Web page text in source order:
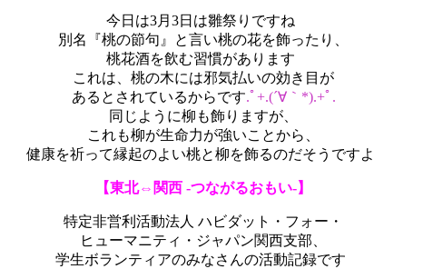
今日は3月3日は雛祭りですね
別名『桃の節句』と言い桃の花を飾ったり、
桃花酒を飲む習慣があります
これは、桃の木には邪気払いの効き目が
あるとされているからです.ﾟ+.(´∀｀*).+ﾟ.
同じように柳も飾りますが、
これも柳が生命力が強いことから、
健康を祈って縁起のよい桃と柳を飾るのだそうですよ
【東北⇔関西 -つながるおもい-】
特定非営利活動法人 ハビダット・フォー・
ヒューマニティ・ジャパン関西支部、
学生ボランティアのみなさんの活動記録です